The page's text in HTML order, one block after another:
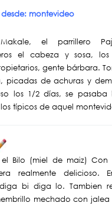
montevideo
el parrillero
el cabeza y sosa, los
gente bárbara.
picadas de achuras y
los 1/2 días, se pasaba
típicos de aquel
el Bilo (miel de maiz) Con
realmente delicioso.
bi diga lo. Tambien
mechado con